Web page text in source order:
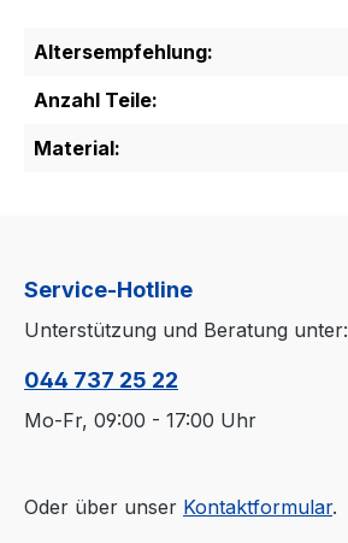
Altersempfehlung:
Anzahl Teile:
Material:
Service-Hotline
Unterstützung und Beratung unter:
044 737 25 22
Mo-Fr, 09:00 - 17:00 Uhr
Oder über unser Kontaktformular.